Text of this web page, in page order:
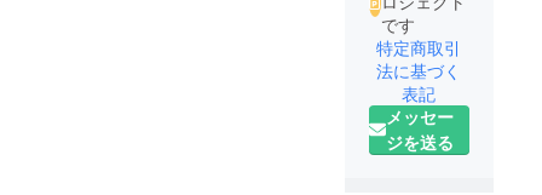
です
特定商取引
法に基づく
表記
メッセー
ジを送る